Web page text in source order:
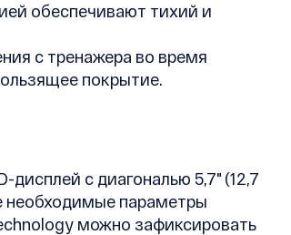
обеспечивают тихий и
с тренажера во время
покрытие.
с диагональю 5,7" (12,7
необходимые параметры
можно зафиксировать